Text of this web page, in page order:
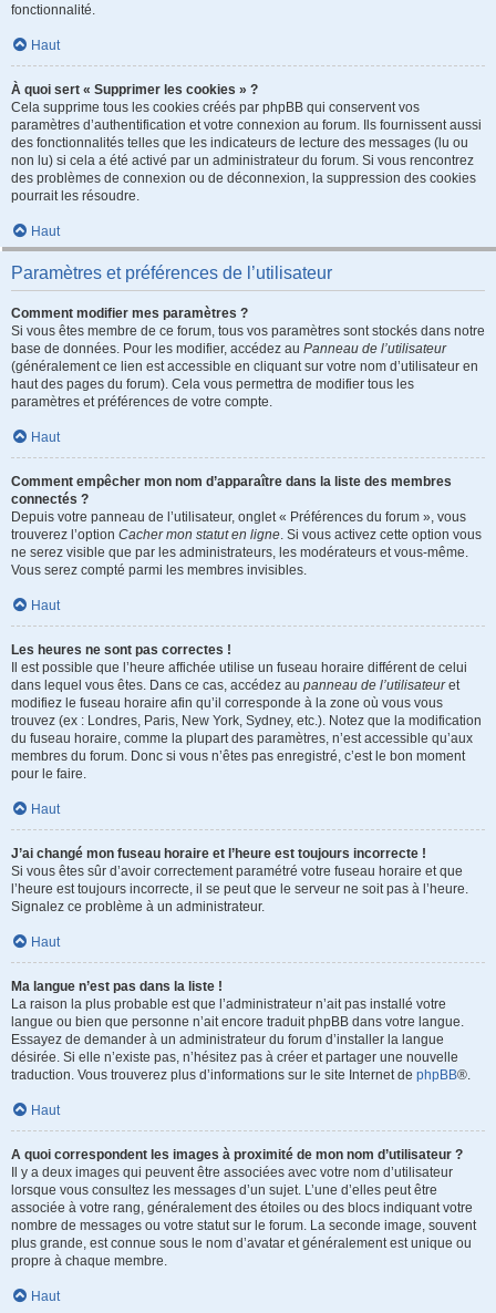
fonctionnalité.
Haut
À quoi sert « Supprimer les cookies » ?
Cela supprime tous les cookies créés par phpBB qui conservent vos
paramètres d’authentification et votre connexion au forum. Ils fournissent aussi
des fonctionnalités telles que les indicateurs de lecture des messages (lu ou
non lu) si cela a été activé par un administrateur du forum. Si vous rencontrez
des problèmes de connexion ou de déconnexion, la suppression des cookies
pourrait les résoudre.
Haut
Paramètres et préférences de l’utilisateur
Comment modifier mes paramètres ?
Si vous êtes membre de ce forum, tous vos paramètres sont stockés dans notre
base de données. Pour les modifier, accédez au Panneau de l’utilisateur
(généralement ce lien est accessible en cliquant sur votre nom d’utilisateur en
haut des pages du forum). Cela vous permettra de modifier tous les
paramètres et préférences de votre compte.
Haut
Comment empêcher mon nom d’apparaître dans la liste des membres
connectés ?
Depuis votre panneau de l’utilisateur, onglet « Préférences du forum », vous
trouverez l’option Cacher mon statut en ligne. Si vous activez cette option vous
ne serez visible que par les administrateurs, les modérateurs et vous-même.
Vous serez compté parmi les membres invisibles.
Haut
Les heures ne sont pas correctes !
Il est possible que l’heure affichée utilise un fuseau horaire différent de celui
dans lequel vous êtes. Dans ce cas, accédez au panneau de l’utilisateuret
modifiez le fuseau horaire afin qu’il corresponde à la zone où vous vous
trouvez (ex : Londres, Paris, New York, Sydney, etc.). Notez que la modification
du fuseau horaire, comme la plupart des paramètres, n’est accessible qu’aux
membres du forum. Donc si vous n’êtes pas enregistré, c’est le bon moment
pour le faire.
Haut
J’ai changé mon fuseau horaire et l’heure est toujours incorrecte !
Si vous êtes sûr d’avoir correctement paramétré votre fuseau horaire et que
l’heure est toujours incorrecte, il se peut que le serveur ne soit pas à l’heure.
Signalez ce problème à un administrateur.
Haut
Ma langue n’est pas dans la liste !
La raison la plus probable est que l’administrateur n’ait pas installé votre
langue ou bien que personne n’ait encore traduit phpBB dans votre langue.
Essayez de demander à un administrateur du forum d’installer la langue
désirée. Si elle n’existe pas, n’hésitez pas à créer et partager une nouvelle
traduction. Vous trouverez plus d’informations sur le site Internet de phpBB®.
Haut
A quoi correspondent les images à proximité de mon nom d’utilisateur ?
Il y a deux images qui peuvent être associées avec votre nom d’utilisateur
lorsque vous consultez les messages d’un sujet. L’une d’elles peut être
associée à votre rang, généralement des étoiles ou des blocs indiquant votre
nombre de messages ou votre statut sur le forum. La seconde image, souvent
plus grande, est connue sous le nom d’avatar et généralement est unique ou
propre à chaque membre.
Haut